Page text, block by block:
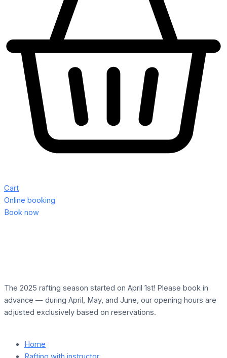
Cart
Online booking
Book now
The 2025 rafting season started on April 1st! Please book in
advance — during April, May, and June, our opening hours are
adjusted exclusively based on reservations.
Home